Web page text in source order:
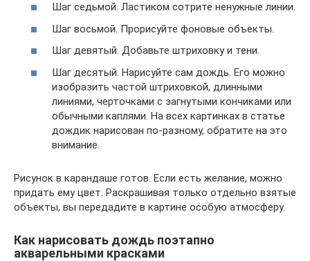
Шаг седьмой. Ластиком сотрите ненужные линии.
Шаг восьмой. Прорисуйте фоновые объекты.
Шаг девятый. Добавьте штриховку и тени.
Шаг десятый. Нарисуйте сам дождь. Его можно
изобразить частой штриховкой, длинными
линиями, черточками с загнутыми кончиками или
обычными каплями. На всех картинках в статье
дождик нарисован по-разному, обратите на это
внимание.
Рисунок в карандаше готов. Если есть желание, можно
придать ему цвет. Раскрашивая только отдельно взятые
объекты, вы передадите в картине особую атмосферу.
Как нарисовать дождь поэтапно
акварельными красками